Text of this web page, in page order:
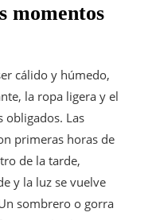
momentos
cálido y húmedo,
la ropa ligera y el
obligados. Las
primeras horas de
de la tarde,
y la luz se vuelve
sombrero o gorra